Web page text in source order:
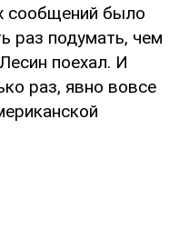
сообщений было
раз подумать, чем
поехал. И
раз, явно вовсе